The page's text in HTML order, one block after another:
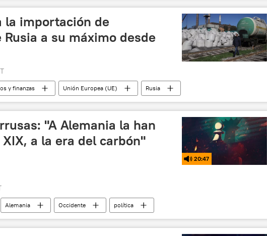
la importación de
a su máximo desde
y finanzas Unión Europea (UE)
Rusia
"A Alemania la han
a la era del carbón"
20:47
Alemania Occidente
política
energía gas Rusia
🌍 Europa